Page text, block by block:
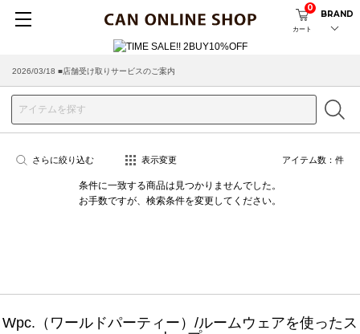
カート
0
BRAND
2026/03/18 ■店舗受け取りサービスのご案内
さらに絞り込む 表示変更 アイテム数： 件
条件に一致する商品は見つかりませんでした。
お手数ですが、検索条件を変更してください。
Wpc.（ワールドパーティー）/ルームウェアを使ったス